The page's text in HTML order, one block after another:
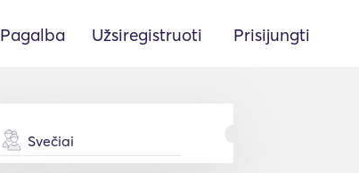
Pagalba Užsiregistruoti Prisijungti
Svečiai